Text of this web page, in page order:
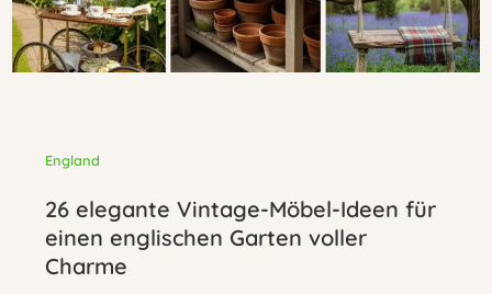
England
26 elegante Vintage-Möbel-Ideen für
einen englischen Garten voller
Charme